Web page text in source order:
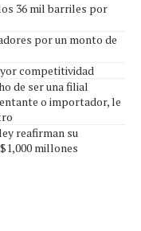
36 mil barriles por
por un monto de
competitividad
de ser una filial
o importador, le
reafirman su
millones